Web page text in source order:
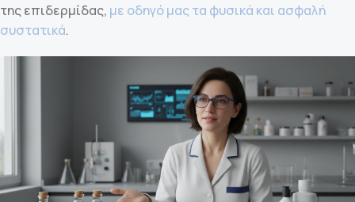
της επιδερμίδας, με οδηγό μας τα φυσικά και ασφαλή
συστατικά.